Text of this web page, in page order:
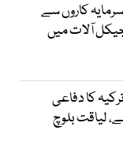
کاروں سے
آلات میں
کا دفاعی
لیاقت بلوچ